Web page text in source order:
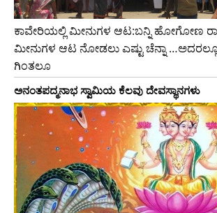
ಕಾವೇರಿಯಲ್ಲಿ ಮೀನುಗಳ ಆಟ:ಬನ್ನಿ ಹೋಗೋಣ
ಮೀನುಗಳ ಆಟ ನೋಡಲು ಎಷ್ಟು ಚೆನ್ನಾ
ಗಿಂತಲೂ
ಅನಂತಪದ್ಮನಾಭ ಸ್ವಾಮಿಯ ಕೆಲವು ದೇವಸ್ಥಾನಗಳು